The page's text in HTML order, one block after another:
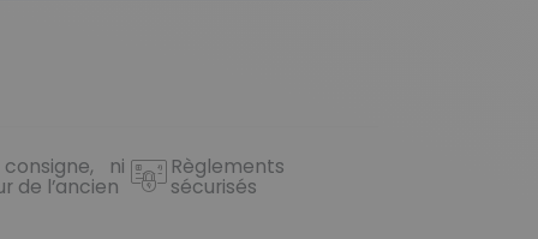
consigne, ni
de l’ancien
Règlements
sécurisés